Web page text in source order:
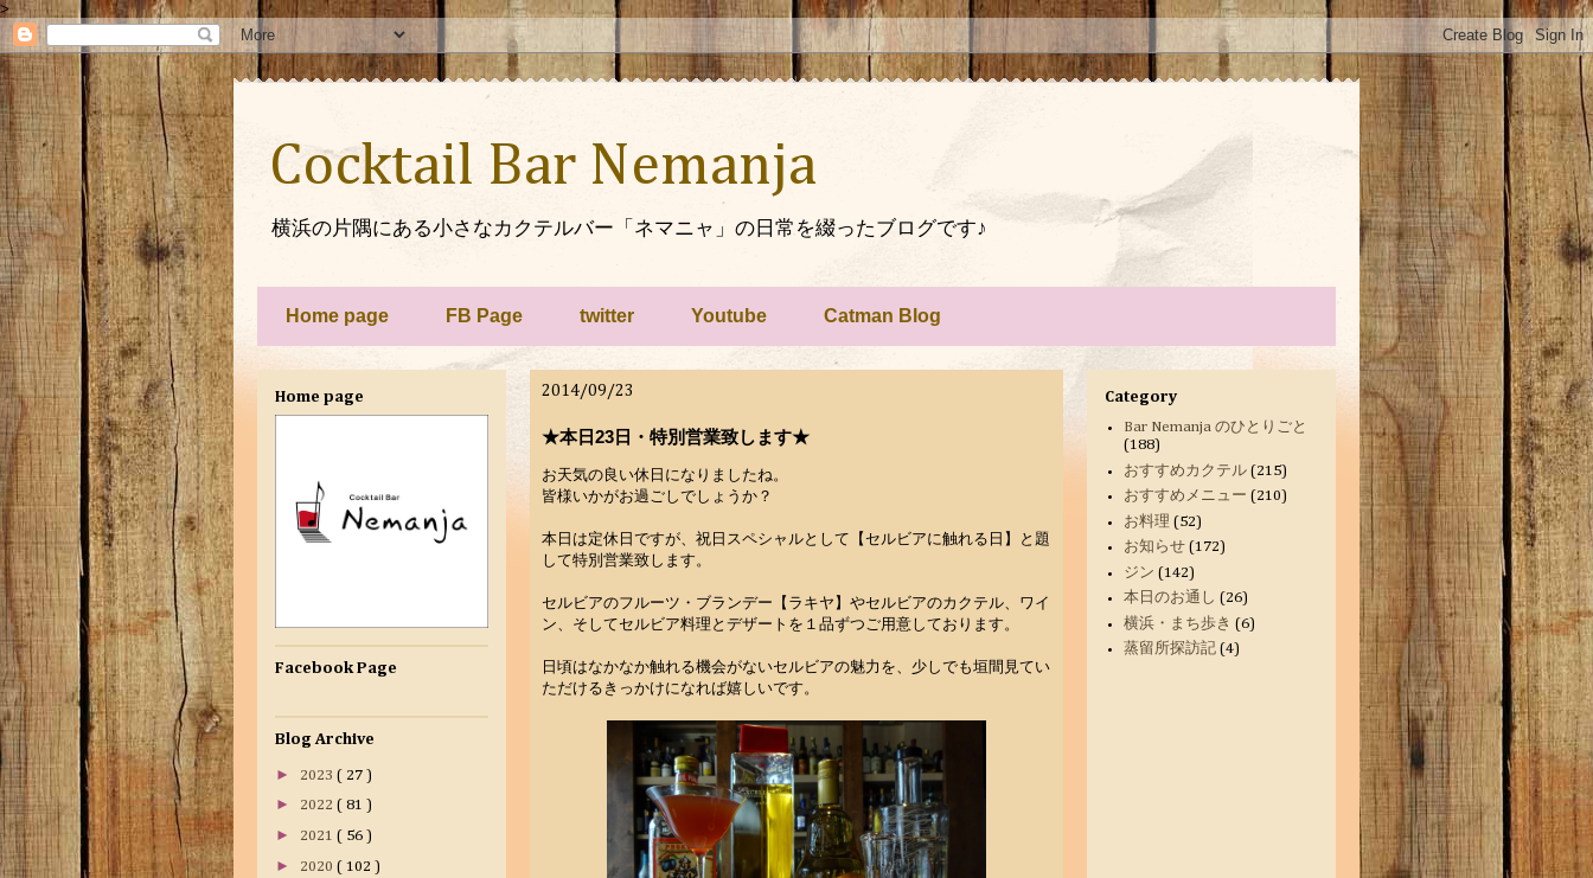
>
Cocktail Bar Nemanja
横浜の片隅にある小さなカクテルバー「ネマニャ」の日常を綴ったブログです♪
Home page FB Page twitter Youtube Catman Blog
2014/09/23
★本日23日・特別営業致します★
お天気の良い休日になりましたね。
皆様いかがお過ごしでしょうか？
本日は定休日ですが、祝日スペシャルとして【セルビアに触れる日】と題
して特別営業致します。
セルビアのフルーツ・ブランデー【ラキヤ】やセルビアのカクテル、ワイ
ン、そしてセルビア料理とデザートを１品ずつご用意しております。
日頃はなかなか触れる機会がないセルビアの魅力を、少しでも垣間見てい
ただけるきっかけになれば嬉しいです。
Home page
Facebook Page
Blog Archive
► 2023 ( 27 )
► 2022 ( 81 )
► 2021 ( 56 )
► 2020 ( 102 )
Category
Bar Nemanja のひとりごと
(188)
おすすめカクテル (215)
おすすめメニュー (210)
お料理 (52)
お知らせ (172)
ジン (142)
本日のお通し (26)
横浜・まち歩き (6)
蒸留所探訪記 (4)